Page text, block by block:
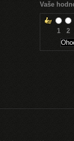
Vaše
1 2